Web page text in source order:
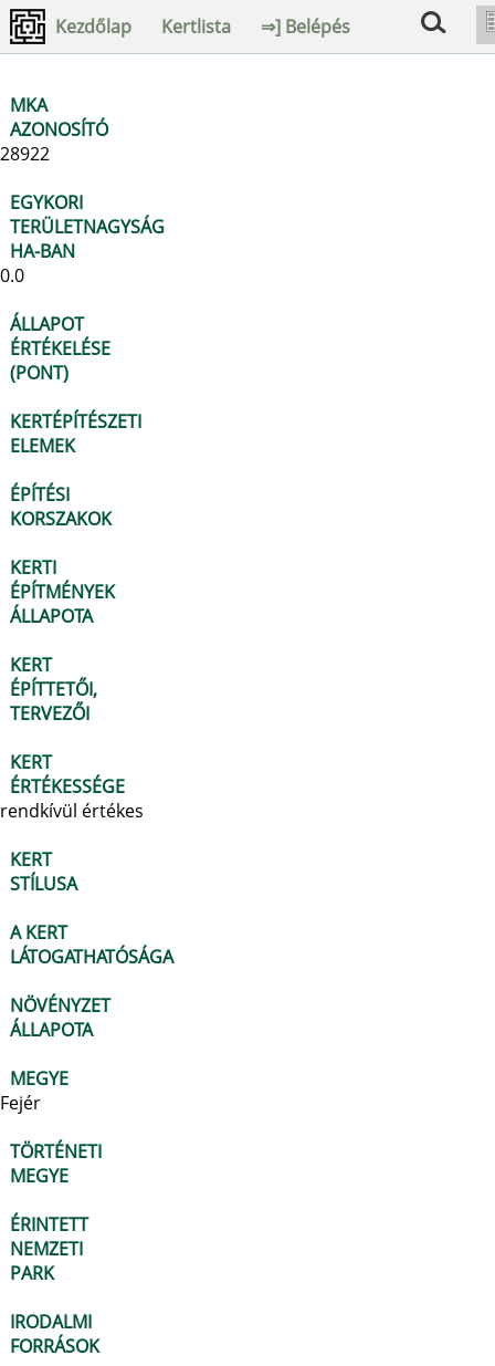
Kezdőlap Kertlista ⇒] Belépés
MKA
AZONOSÍTÓ
28922
EGYKORI
TERÜLETNAGYSÁG
HA-BAN
0.0
ÁLLAPOT
ÉRTÉKELÉSE
(PONT)
KERTÉPÍTÉSZETI
ELEMEK
ÉPÍTÉSI
KORSZAKOK
KERTI
ÉPÍTMÉNYEK
ÁLLAPOTA
KERT
ÉPÍTTETŐI,
TERVEZŐI
KERT
ÉRTÉKESSÉGE
rendkívül értékes
KERT
STÍLUSA
A KERT
LÁTOGATHATÓSÁGA
NÖVÉNYZET
ÁLLAPOTA
MEGYE
Fejér
TÖRTÉNETI
MEGYE
ÉRINTETT
NEMZETI
PARK
IRODALMI
FORRÁSOK